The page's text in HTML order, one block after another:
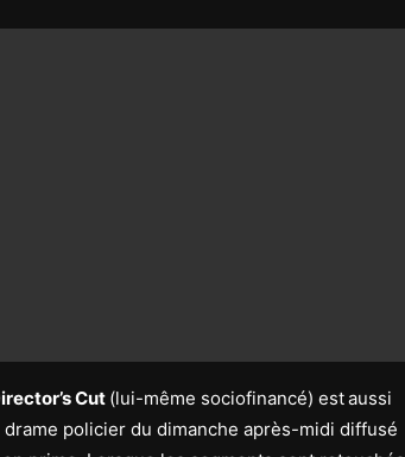
Cut (lui-même sociofinancé) estaussi
drame policier du dimanche après-midi diffusé